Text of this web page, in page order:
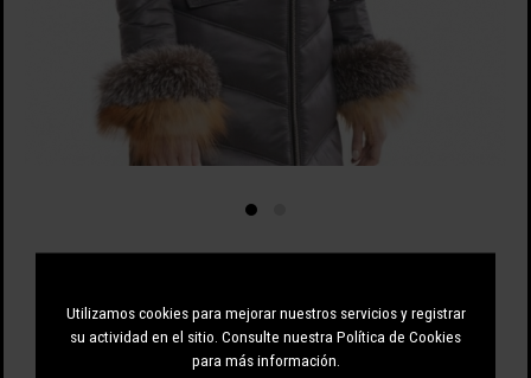
Utilizamos cookies para mejorar nuestros servicios y registrar
su actividad en el sitio. Consulte nuestra Política de Cookies
para más información.